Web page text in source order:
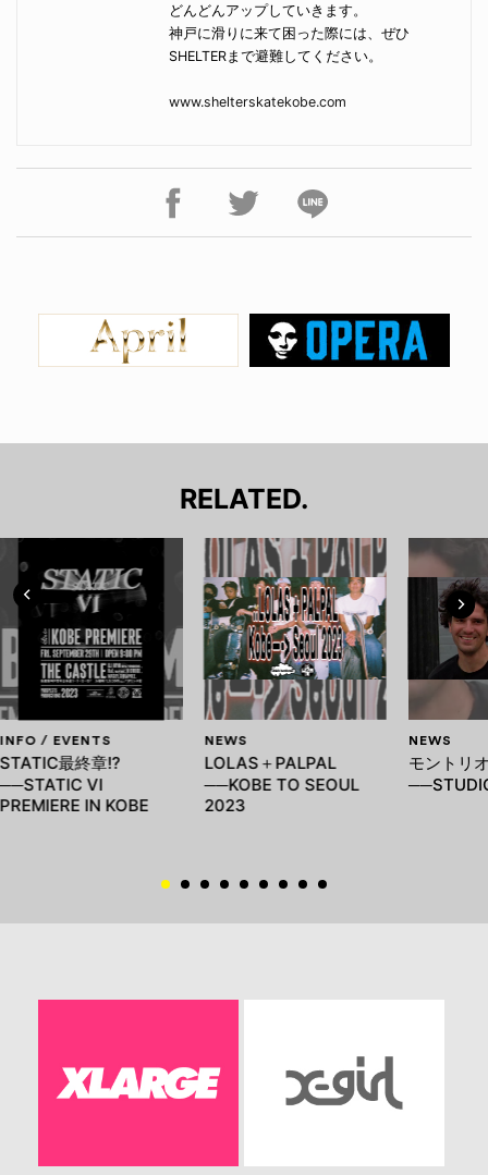
どんどんアップしていきます。
神戸に滑りに来て困った際には、ぜひ
SHELTERまで避難してください。
www.shelterskatekobe.com
RELATED.
INFO / EVENTS
STATIC最終章!?
──STATIC VI
PREMIERE IN KOBE
NEWS
LOLAS＋PALPAL
──KOBE TO SEOUL
2023
NEWS
モントリ